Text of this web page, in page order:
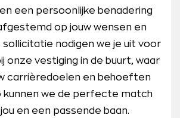
een persoonlijke benadering
op jouw wensen en
sollicitatie nodigen we je uit voor
onze vestiging in de buurt, waar
carrièredoelen en behoeften
kunnen we de perfecte match
en een passende baan.